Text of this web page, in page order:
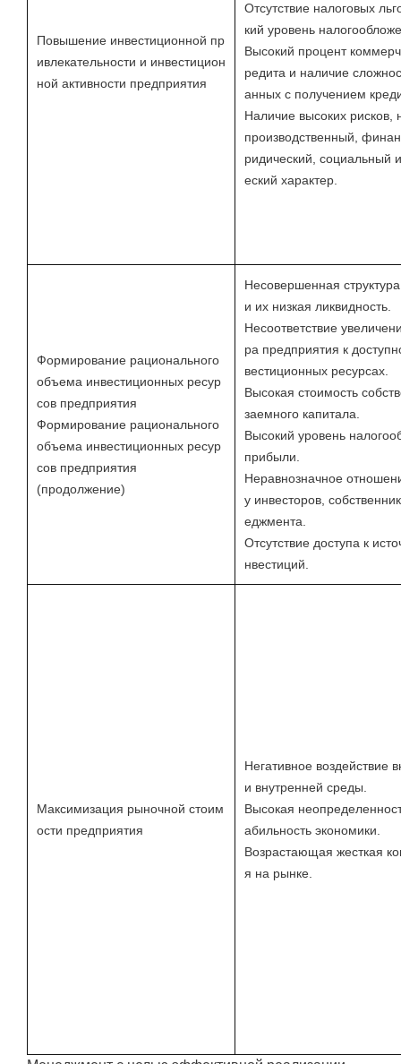
Повышение инвестиционной пр
ивлекательности и инвестицион
ной активности предприятия
Отсутствие налоговых
кий уровень
Высокий процент
редита и наличие
анных с получением
Наличие высоких рисков,
производственный,
ридический, социальный
еский характер.
Формирование рационального
объема инвестиционных ресур
сов предприятия
Формирование рационального
объема инвестиционных ресур
сов предприятия
(продолжение)
Несовершенная структура
и их низкая ликвидность.
Несоответствие
ра предприятия к
вестиционных ресурсах.
Высокая стоимость
заемного капитала.
Высокий уровень
прибыли.
Неравнозначное
у инвесторов,
еджмента.
Отсутствие доступа к
нвестиций.
Максимизация рыночной стоим
ости предприятия
Негативное воздействие
и внутренней среды.
Высокая
абильность экономики.
Возрастающая жесткая
я на рынке.